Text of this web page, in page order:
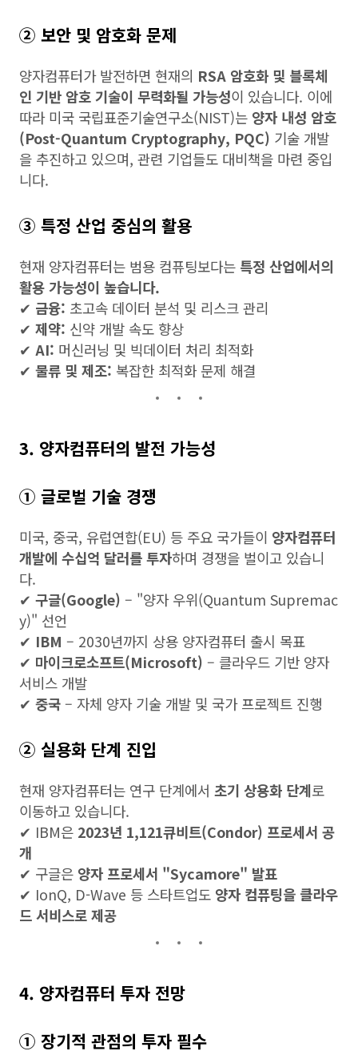
② 보안 및 암호화 문제
양자컴퓨터가 발전하면 현재의 RSA 암호화 및 블록체
인 기반 암호 기술이 무력화될 가능성이 있습니다. 이에
따라 미국 국립표준기술연구소(NIST)는 양자 내성 암호
(Post-Quantum Cryptography, PQC) 기술 개발
을 추진하고 있으며, 관련 기업들도 대비책을 마련 중입
니다.
③ 특정 산업 중심의 활용
현재 양자컴퓨터는 범용 컴퓨팅보다는 특정 산업에서의
활용 가능성이 높습니다.
✔ 금융: 초고속 데이터 분석 및 리스크 관리
✔ 제약: 신약 개발 속도 향상
✔ AI: 머신러닝 및 빅데이터 처리 최적화
✔ 물류 및 제조: 복잡한 최적화 문제 해결
3. 양자컴퓨터의 발전 가능성
① 글로벌 기술 경쟁
미국, 중국, 유럽연합(EU) 등 주요 국가들이 양자컴퓨터
개발에 수십억 달러를 투자하며 경쟁을 벌이고 있습니
다.
✔ 구글(Google) – "양자 우위(Quantum Supremac
y)" 선언
✔ IBM – 2030년까지 상용 양자컴퓨터 출시 목표
✔ 마이크로소프트(Microsoft) – 클라우드 기반 양자
서비스 개발
✔ 중국– 자체 양자 기술 개발 및 국가 프로젝트 진행
② 실용화 단계 진입
현재 양자컴퓨터는 연구 단계에서 초기 상용화 단계로
이동하고 있습니다.
✔ IBM은 2023년 1,121큐비트(Condor) 프로세서 공
개
✔ 구글은 양자 프로세서 "Sycamore" 발표
✔ IonQ, D-Wave 등 스타트업도 양자 컴퓨팅을 클라우
드 서비스로 제공
4. 양자컴퓨터 투자 전망
① 장기적 관점의 투자 필수